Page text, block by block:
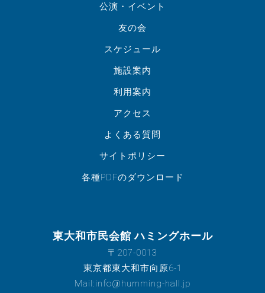
公演・イベント
友の会
スケジュール
施設案内
利用案内
アクセス
よくある質問
サイトポリシー
各種PDFのダウンロード
東大和市民会館 ハミングホール
〒207-0013
東京都東大和市向原6-1
Mail:info@humming-hall.jp